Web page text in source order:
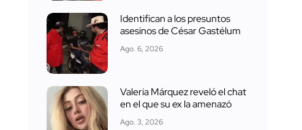
Identifican a los presuntos
asesinos de César Gastélum
Ago. 6, 2026
Valeria Márquez reveló el chat
en el que su ex la amenazó
Ago. 3, 2026